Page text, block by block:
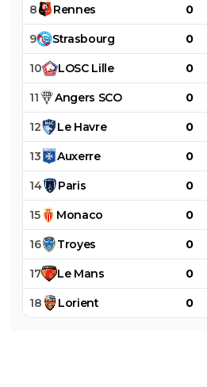
8 Rennes 0
9 Strasbourg 0
10 LOSC Lille 0
11 Angers SCO 0
12 Le Havre 0
13 Auxerre 0
14 Paris 0
15 Monaco 0
16 Troyes 0
17 Le Mans 0
18 Lorient 0